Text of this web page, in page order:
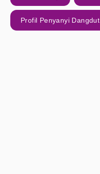
Profil Penyanyi Dangdut